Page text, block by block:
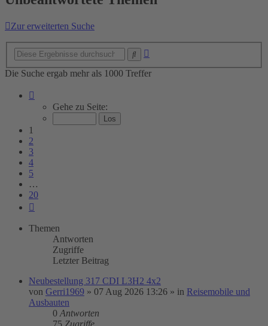
Zur erweiterten Suche
Die Suche ergab mehr als 1000 Treffer
von
Gehe zu Seite:
1
2
3
4
5
…
20
Themen
Antworten
Zugriffe
Letzter Beitrag
Neubestellung 317 CDI L3H2 4x2
von Gerri1969 » 07 Aug 2026 13:26 » in Reisemobile und
Ausbauten
0 Antworten
75 Zugriffe